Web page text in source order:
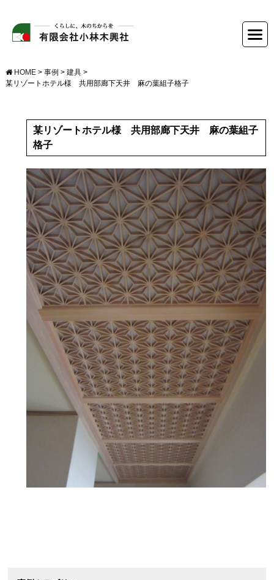
HOME> 事例 > 建具>
某リゾートホテル様 共用部廊下天井 麻の葉組子格子
某リゾートホテル様 共用部廊下天井 麻の葉組子
格子